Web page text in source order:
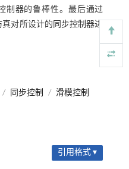
制器的鲁棒性。最后通过
真对所设计的同步控制器进
/ 同步控制 / 滑模控制
引用格式 ▾